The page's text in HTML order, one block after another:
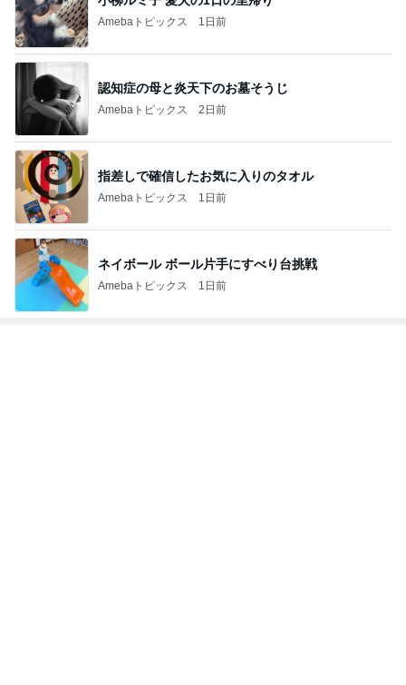
Amebaトピックス 1日前
認知症の母と炎天下のお墓そうじ
Amebaトピックス 2日前
指差しで確信したお気に入りのタオル
Amebaトピックス 1日前
ネイボール ボール片手にすべり台挑戦
Amebaトピックス 1日前